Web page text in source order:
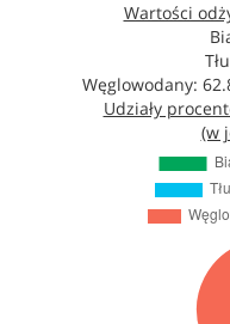
Wartości
Węglowodany:
Udziały
(w